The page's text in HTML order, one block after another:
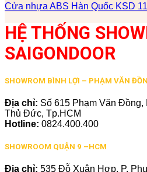
Cửa nhựa ABS Hàn Quốc KSD
HỆ THỐNG
SAIGONDOOR
SHOWROM BÌNH LỢI – PHẠM VĂN
Địa chỉ: Số 615 Phạm Văn Đồng,
Thủ Đức, Tp.HCM
Hotline: 0824.400.400
SHOWROOM QUẬN 9 –HCM
Địa chỉ: 535 Đỗ Xuân Hợp, P.